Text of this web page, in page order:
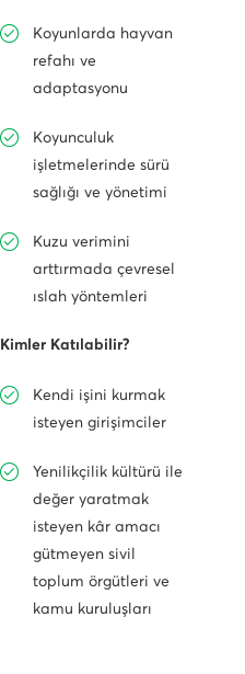
Koyunlarda hayvan
refahı ve
adaptasyonu
Koyunculuk
işletmelerinde sürü
sağlığı ve yönetimi
Kuzu verimini
arttırmada çevresel
ıslah yöntemleri
Kimler Katılabilir?
Kendi işini kurmak
isteyen girişimciler
Yenilikçilik kültürü ile
değer yaratmak
isteyen kâr amacı
gütmeyen sivil
toplum örgütleri ve
kamu kuruluşları